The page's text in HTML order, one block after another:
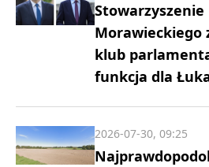
Morawieckiego
klub
funkcja dla
2026-07-30, 09:25